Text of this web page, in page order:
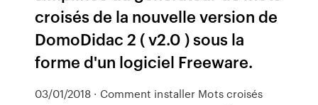
croisés de la nouvelle version de
DomoDidac 2 ( v2.0 ) sous la
forme d'un logiciel Freeware.
03/01/2018 · Comment installer Mots croisés